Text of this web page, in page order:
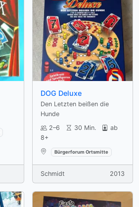
DOG Deluxe
Den Letzten beißen die
Hunde
2–6
30 Min.
ab
8+
Verfügbar an:
Bürgerforum Ortsmitte
Schmidt 2013